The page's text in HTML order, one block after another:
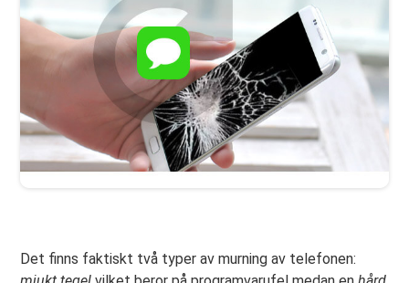
Det finns faktiskt två typer av murning av telefonen: